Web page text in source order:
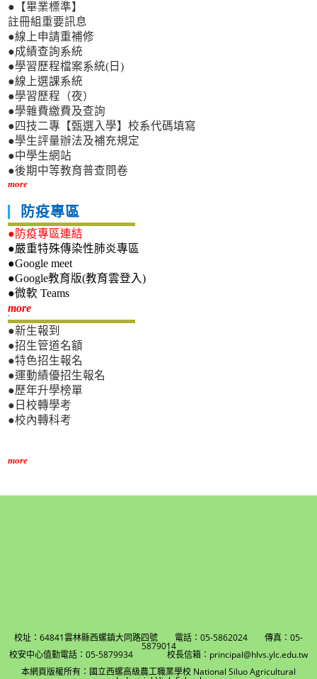
●【畢業標準】
註冊組重要訊息
●線上申請重補修
●成績查詢系統
●學習歷程檔案系統(日)
●線上選課系統
●學習歷程（夜）
●學雜費繳費及查詢
●四技二專【甄選入學】校系代碼填寫
●學生評量辦法及補充規定
●中學生網站
●後期中等教育普查問卷
more
防疫專區
●防疫專區連結
●嚴重特殊傳染性肺炎專區
●Google meet
●Google教育版(教育雲登入)
●微軟 Teams
more新生專區
●新生報到
●招生管道名額
●特色招生報名
●運動績優招生報名
●歷年升學榜單
●日校轉學考
●校內轉科考
more
校址：64841雲林縣西螺鎮大同路四號 電話：05-5862024 傳真：05-
5879014
校安中心值勤電話：05-5879934 校長信箱：principal@hlvs.ylc.edu.tw
本網頁版權所有：國立西螺高級農工職業學校 National Siluo Agricultural